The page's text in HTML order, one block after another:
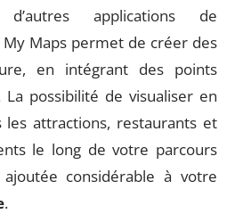
applications de
My Maps permet de créer des
en intégrant des points
La possibilité de visualiser en
attractions, restaurants et
le long de votre parcours
considérable à votre
.